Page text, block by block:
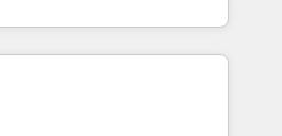
on HubSpot • Custom
and more Experience
to see how AI + HubSpot
it all (and with great
websites, custom modules,